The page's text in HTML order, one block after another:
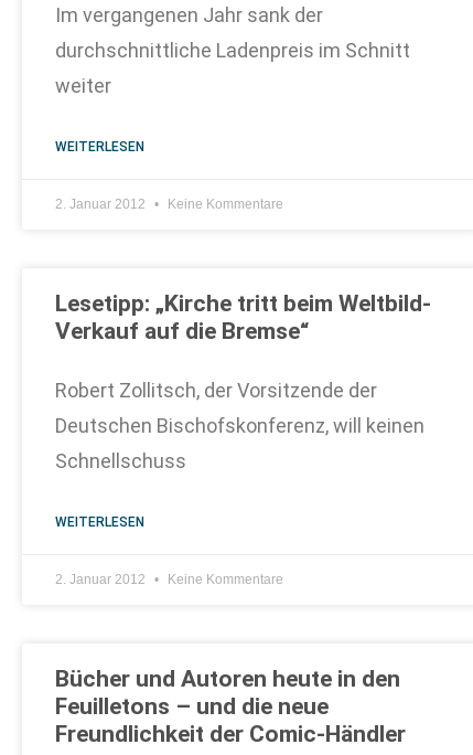
Im vergangenen Jahr sank der
durchschnittliche Ladenpreis im Schnitt
weiter
WEITERLESEN
2. Januar 2012 Keine Kommentare
Lesetipp: „Kirche tritt beim Weltbild-
Verkauf auf die Bremse“
Robert Zollitsch, der Vorsitzende der
Deutschen Bischofskonferenz, will keinen
Schnellschuss
WEITERLESEN
2. Januar 2012 Keine Kommentare
Bücher und Autoren heute in den
Feuilletons – und die neue
Freundlichkeit der Comic-Händler